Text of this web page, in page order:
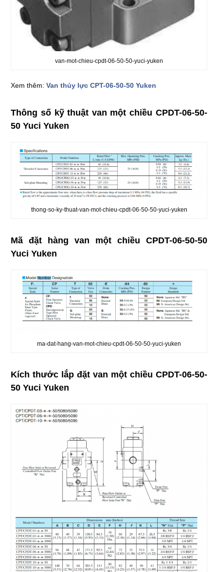
van-mot-chieu-cpdt-06-50-50-yuci-yuken
Xem thêm:Van thủy lực CPT-06-50-50 Yuken
Thông số kỹ thuật van một chiều CPDT-06-50-
50 Yuci Yuken
thong-so-ky-thuat-van-mot-chieu-cpdt-06-50-50-yuci-yuken
Mã đặt hàng van một chiều CPDT-06-50-50
Yuci Yuken
ma-dat-hang-van-mot-chieu-cpdt-06-50-50-yuci-yuken
Kích thước lắp đặt van một chiều CPDT-06-50-
50 Yuci Yuken